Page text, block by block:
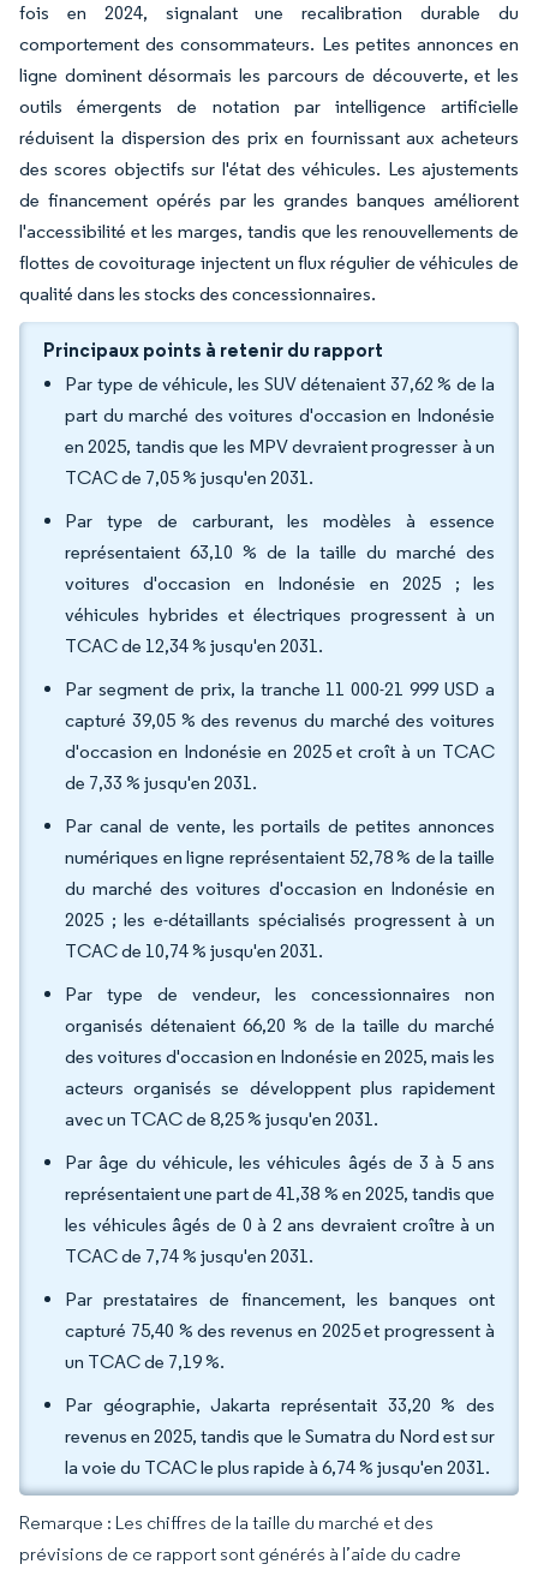
fois en 2024, signalant une recalibration durable du
comportement des consommateurs. Les petites annonces en
ligne dominent désormais les parcours de découverte, et les
outils émergents de notation par intelligence artificielle
réduisent la dispersion des prix en fournissant aux acheteurs
des scores objectifs sur l'état des véhicules. Les ajustements
de financement opérés par les grandes banques améliorent
l'accessibilité et les marges, tandis que les renouvellements de
flottes de covoiturage injectent un flux régulier de véhicules de
qualité dans les stocks des concessionnaires.
Principaux points à retenir du rapport
Par type de véhicule, les SUV détenaient 37,62 % de la
part du marché des voitures d'occasion en Indonésie
en 2025, tandis que les MPV devraient progresser à un
TCAC de 7,05 % jusqu'en 2031.
Par type de carburant, les modèles à essence
représentaient 63,10 % de la taille du marché des
voitures d'occasion en Indonésie en 2025 ; les
véhicules hybrides et électriques progressent à un
TCAC de 12,34 % jusqu'en 2031.
Par segment de prix, la tranche 11 000-21 999 USD a
capturé 39,05 % des revenus du marché des voitures
d'occasion en Indonésie en 2025 et croît à un TCAC
de 7,33 % jusqu'en 2031.
Par canal de vente, les portails de petites annonces
numériques en ligne représentaient 52,78 % de la taille
du marché des voitures d'occasion en Indonésie en
2025 ; les e-détaillants spécialisés progressent à un
TCAC de 10,74 % jusqu'en 2031.
Par type de vendeur, les concessionnaires non
organisés détenaient 66,20 % de la taille du marché
des voitures d'occasion en Indonésie en 2025, mais les
acteurs organisés se développent plus rapidement
avec un TCAC de 8,25 % jusqu'en 2031.
Par âge du véhicule, les véhicules âgés de 3 à 5 ans
représentaient une part de 41,38 % en 2025, tandis que
les véhicules âgés de 0 à 2 ans devraient croître à un
TCAC de 7,74 % jusqu'en 2031.
Par prestataires de financement, les banques ont
capturé 75,40 % des revenus en 2025 et progressent à
un TCAC de 7,19 %.
Par géographie, Jakarta représentait 33,20 % des
revenus en 2025, tandis que le Sumatra du Nord est sur
la voie du TCAC le plus rapide à 6,74 % jusqu'en 2031.
Remarque : Les chiffres de la taille du marché et des
prévisions de ce rapport sont générés à l’aide du cadre